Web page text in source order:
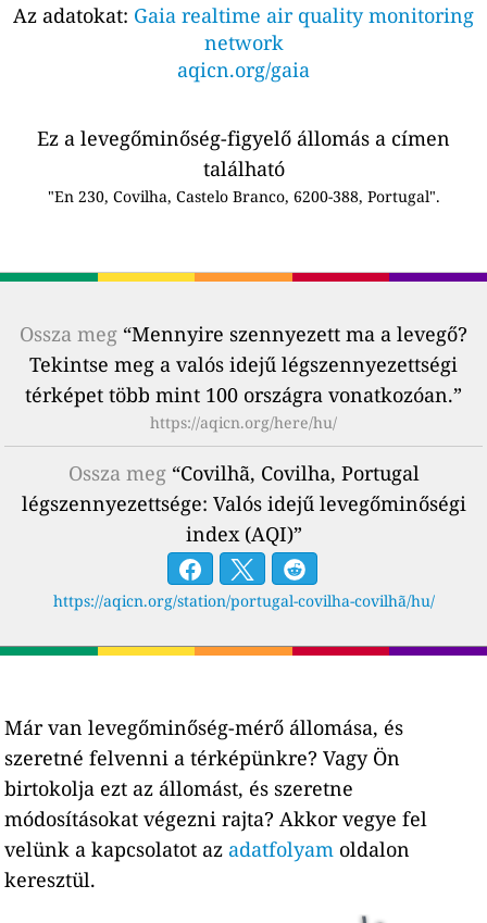
Az adatokat: Gaia realtime air quality monitoring
network
aqicn.org/gaia
Ez a levegőminőség-figyelő állomás a címen
található
"En 230, Covilha, Castelo Branco, 6200-388, Portugal".
Ossza meg “Mennyire szennyezett ma a levegő?
Tekintse meg a valós idejű légszennyezettségi
térképet több mint 100 országra vonatkozóan.”
https://aqicn.org/here/hu/
Ossza meg“Covilhã, Covilha, Portugal
légszennyezettsége: Valós idejű levegőminőségi
index (AQI)”
https://aqicn.org/station/portugal-covilha-covilhã/hu/
Már van levegőminőség-mérő állomása, és
szeretné felvenni a térképünkre? Vagy Ön
birtokolja ezt az állomást, és szeretne
módosításokat végezni rajta? Akkor vegye fel
velünk a kapcsolatot az adatfolyam oldalon
keresztül.